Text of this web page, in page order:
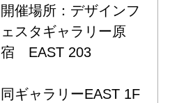
開催場所：デザインフ
ェスタギャラリー原
宿　EAST 203
同ギャラリーEAST 1F